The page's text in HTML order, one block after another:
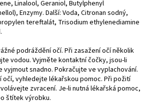
Linalool, Geraniol, Butylphenyl
Enzymy. Další: Voda, Citronan sodný,
tereftalát, Trisodium ethylenediamine
podráždění očí. Při zasažení očí několik
vodou. Vyjměte kontaktní čočky, jsou-li
vyjmout snadno. Pokračujte ve vyplachování.
očí, vyhledejte lékařskou pomoc. Při požití
zvracení. Je-li nutná lékařská pomoc,
štítek výrobku.